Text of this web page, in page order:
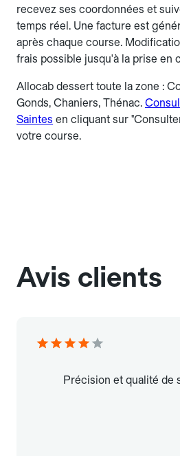
recevez ses coordonnées et
temps réel. Une facture est
après chaque course.
frais possible jusqu'à la prise en
Allocab dessert toute la zone :
Gonds, Chaniers, Thénac.
Saintes en cliquant sur
votre course.
Avis clients
Précision et qualité de